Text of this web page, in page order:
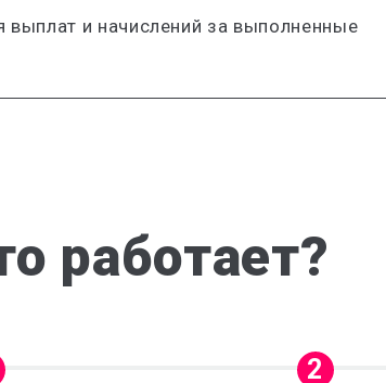
выплат и начислений за выполненные
работает?
2